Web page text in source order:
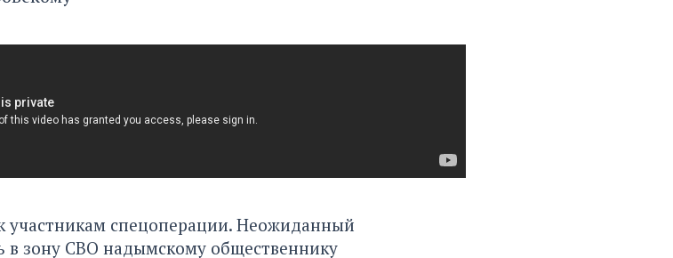
участникам спецоперации. Неожиданный
в зону СВО надымскому общественнику